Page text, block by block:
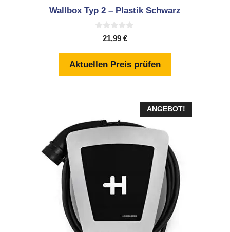
Wallbox Typ 2 – Plastik Schwarz
5
21,99 €
Aktuellen Preis prüfen
ANGEBOT!